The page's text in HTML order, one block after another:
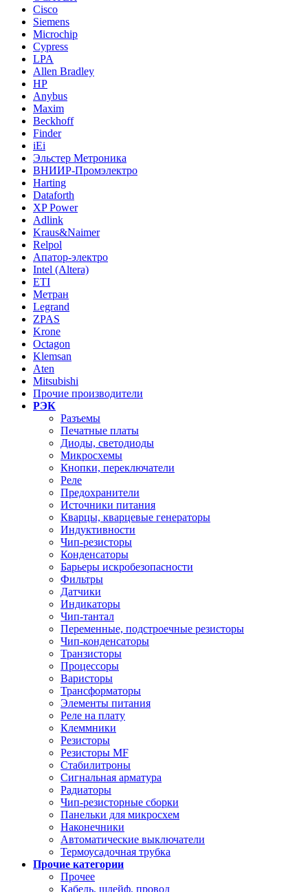
Cisco
Siemens
Microchip
Cypress
LPA
Allen Bradley
HP
Anybus
Maxim
Beckhoff
Finder
iEi
Эльстер Метроника
ВНИИР-Промэлектро
Harting
Dataforth
XP Power
Adlink
Kraus&Naimer
Relpol
Апатор-электро
Intel (Altera)
ETI
Метран
Legrand
ZPAS
Krone
Octagon
Klemsan
Aten
Mitsubishi
Прочие производители
РЭК
Разъемы
Печатные платы
Диоды, светодиоды
Микросхемы
Кнопки, переключатели
Реле
Предохранители
Источники питания
Кварцы, кварцевые генераторы
Индуктивности
Чип-резисторы
Конденсаторы
Барьеры искробезопасности
Фильтры
Датчики
Индикаторы
Чип-тантал
Переменные, подстроечные резисторы
Чип-конденсаторы
Транзисторы
Процессоры
Варисторы
Трансформаторы
Элементы питания
Реле на плату
Клеммники
Резисторы
Резисторы MF
Стабилитроны
Сигнальная арматура
Радиаторы
Чип-резисторные сборки
Панельки для микросхем
Наконечники
Автоматические выключатели
Термоусадочная трубка
Прочие категории
Прочее
Кабель, шлейф, провод